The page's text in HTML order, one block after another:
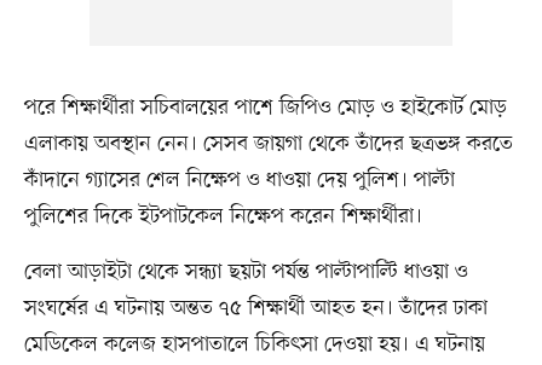
পরে শিক্ষার্থীরা সচিবালয়ের পাশে জিপিও মোড় ও হাইকোর্ট মোড়
এলাকায় অবস্থান নেন। সেসব জায়গা থেকে তাঁদের ছত্রভঙ্গ করতে
কাঁদানে গ্যাসের শেল নিক্ষেপ ও ধাওয়া দেয় পুলিশ। পাল্টা
পুলিশের দিকে ইটপাটকেল নিক্ষেপ করেন শিক্ষার্থীরা।
বেলা আড়াইটা থেকে সন্ধ্যা ছয়টা পর্যন্ত পাল্টাপাল্টি ধাওয়া ও
সংঘর্ষের এ ঘটনায় অন্তত ৭৫ শিক্ষার্থী আহত হন। তাঁদের ঢাকা
মেডিকেল কলেজ হাসপাতালে চিকিৎসা দেওয়া হয়। এ ঘটনায়